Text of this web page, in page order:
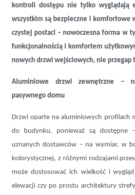
kontroli dostępu nie tylko wyglądają
wszystkim są bezpieczne i komfortowe
czystej postaci – nowoczesna forma w
funkcjonalnością i komfortem
nowych drzwi wejściowych, nie przegap
Aluminiowe drzwi zewnętrzne –
pasywnego domu
Drzwi oparte na aluminiowych profilach
do budynku, ponieważ są dostępne
uznanych dostawców – na wymiar, w
kolorystycznej, z różnymi rodzajami
może dostosować ich wielkość i
elewacji czy po prostu architektury